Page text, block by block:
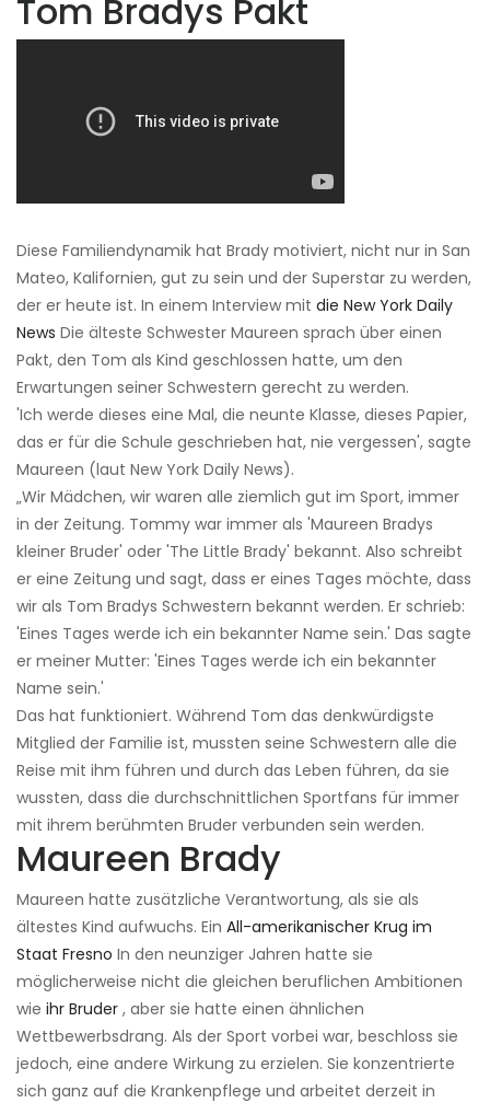
Tom Bradys Pakt
Diese Familiendynamik hat Brady motiviert, nicht nur in San
Mateo, Kalifornien, gut zu sein und der Superstar zu werden,
der er heute ist. In einem Interview mit die New York Daily
News Die älteste Schwester Maureen sprach über einen
Pakt, den Tom als Kind geschlossen hatte, um den
Erwartungen seiner Schwestern gerecht zu werden.
'Ich werde dieses eine Mal, die neunte Klasse, dieses Papier,
das er für die Schule geschrieben hat, nie vergessen', sagte
Maureen (laut New York Daily News).
„Wir Mädchen, wir waren alle ziemlich gut im Sport, immer
in der Zeitung. Tommy war immer als 'Maureen Bradys
kleiner Bruder' oder 'The Little Brady' bekannt. Also schreibt
er eine Zeitung und sagt, dass er eines Tages möchte, dass
wir als Tom Bradys Schwestern bekannt werden. Er schrieb:
'Eines Tages werde ich ein bekannter Name sein.' Das sagte
er meiner Mutter: 'Eines Tages werde ich ein bekannter
Name sein.'
Das hat funktioniert. Während Tom das denkwürdigste
Mitglied der Familie ist, mussten seine Schwestern alle die
Reise mit ihm führen und durch das Leben führen, da sie
wussten, dass die durchschnittlichen Sportfans für immer
mit ihrem berühmten Bruder verbunden sein werden.
Maureen Brady
Maureen hatte zusätzliche Verantwortung, als sie als
ältestes Kind aufwuchs. Ein All-amerikanischer Krug im
Staat Fresno In den neunziger Jahren hatte sie
möglicherweise nicht die gleichen beruflichen Ambitionen
wie ihr Bruder , aber sie hatte einen ähnlichen
Wettbewerbsdrang. Als der Sport vorbei war, beschloss sie
jedoch, eine andere Wirkung zu erzielen. Sie konzentrierte
sich ganz auf die Krankenpflege und arbeitet derzeit in